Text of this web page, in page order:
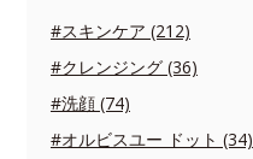
#スキンケア (212)
#クレンジング (36)
#洗顔 (74)
#オルビスユー ドット (34)